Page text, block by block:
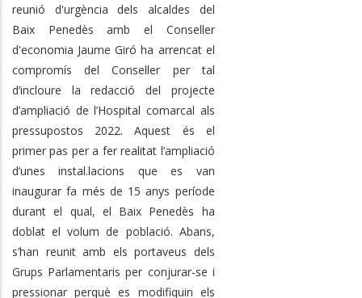
reunió d'urgència dels alcaldes del
Baix Penedès amb el Conseller
d'economia Jaume Giró ha arrencat el
compromís del Conseller per tal
d’incloure la redacció del projecte
d’ampliació de l’Hospital comarcal als
pressupostos 2022. Aquest és el
primer pas per a fer realitat l’ampliació
d’unes instal.lacions que es van
inaugurar fa més de 15 anys període
durant el qual, el Baix Penedès ha
doblat el volum de població. Abans,
s’han reunit amb els portaveus dels
Grups Parlamentaris per conjurar-se i
pressionar perquè es modifiquin els